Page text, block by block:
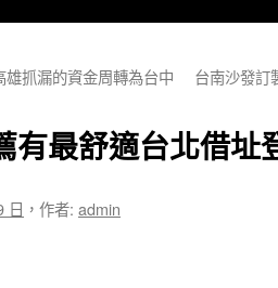
抓漏的資金周轉為台中
台南沙發訂
有最舒適台北借址
日 ， 作者: admin